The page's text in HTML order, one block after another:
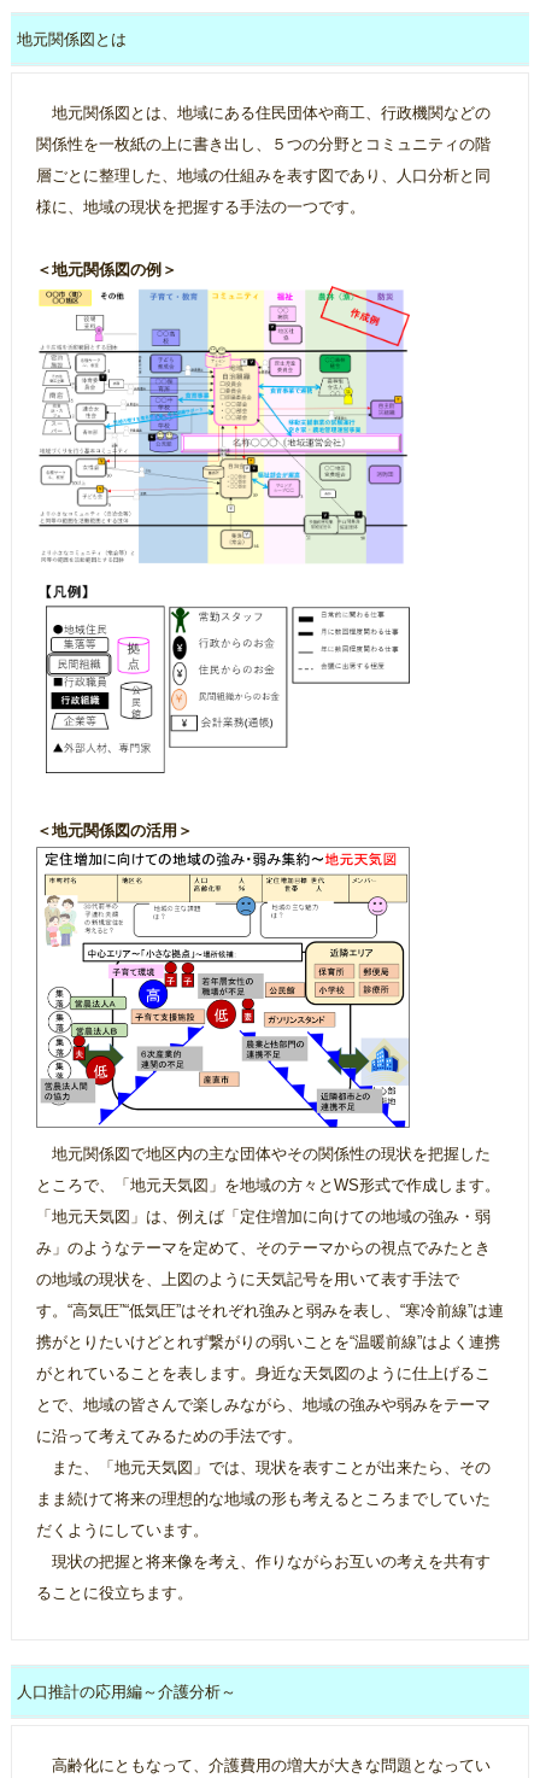
地元関係図とは
地元関係図とは、地域にある住民団体や商工、行政機関などの
関係性を一枚紙の上に書き出し、５つの分野とコミュニティの階
層ごとに整理した、地域の仕組みを表す図であり、人口分析と同
様に、地域の現状を把握する手法の一つです。
＜地元関係図の例＞
＜地元関係図の活用＞
地元関係図で地区内の主な団体やその関係性の現状を把握した
ところで、「地元天気図」を地域の方々とWS形式で作成します。
「地元天気図」は、例えば「定住増加に向けての地域の強み・弱
み」のようなテーマを定めて、そのテーマからの視点でみたとき
の地域の現状を、上図のように天気記号を用いて表す手法で
す。“高気圧”“低気圧”はそれぞれ強みと弱みを表し、“寒冷前線”は連
携がとりたいけどとれず繋がりの弱いことを“温暖前線”はよく連携
がとれていることを表します。身近な天気図のように仕上げるこ
とで、地域の皆さんで楽しみながら、地域の強みや弱みをテーマ
に沿って考えてみるための手法です。
また、「地元天気図」では、現状を表すことが出来たら、その
まま続けて将来の理想的な地域の形も考えるところまでしていた
だくようにしています。
現状の把握と将来像を考え、作りながらお互いの考えを共有す
ることに役立ちます。
人口推計の応用編～介護分析～
高齢化にともなって、介護費用の増大が大きな問題となってい